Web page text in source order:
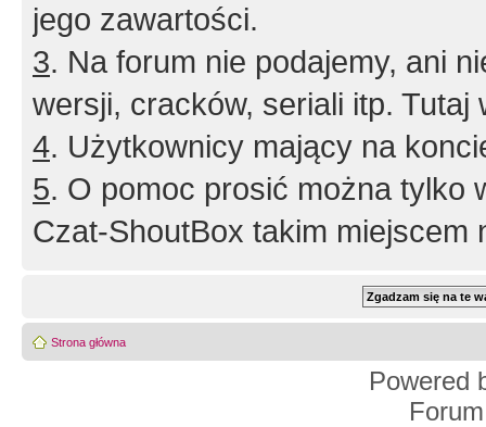
jego zawartości.
3. Na forum nie podajemy, ani
wersji, cracków, seriali itp. Tutaj
4. Użytkownicy mający na
5. O pomoc prosić można tylko
Czat-ShoutBox takim miejscem
Strona główna
Powered